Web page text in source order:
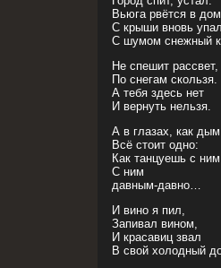
Вьюга рвётся в
С крыши вновь
С шумом снежный
Не спешит рассвет,
По снегам скользя.
А тебя здесь нет
И вернуть нельзя.
А в глазах, как
Всё стоит одно:
Как танцуешь с
С ним
давным-давно…
И вино я пил,
Запивал вином,
И красавиц звал
В свой холодный